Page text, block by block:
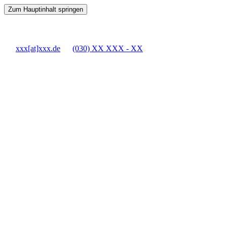
Zum Hauptinhalt springen
xxx[at]xxx.de (030) XX XXX - XX